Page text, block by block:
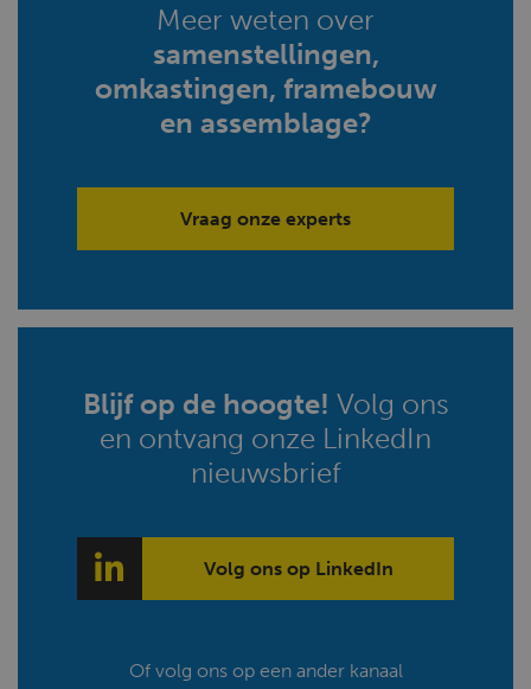
Meer weten over
samenstellingen,
omkastingen, framebouw
en assemblage?
Vraag onze experts
Blijf op de hoogte! Volg ons
en ontvang onze LinkedIn
nieuwsbrief
Volg ons op LinkedIn
Of volg ons op een ander kanaal